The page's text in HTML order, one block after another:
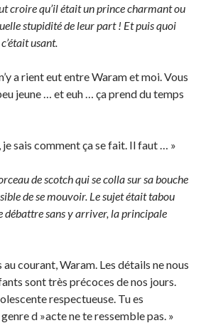
croire qu’il était un prince charmant ou
stupidité de leur part ! Et puis quoi
usant.
a rient eut entre Waram et moi. Vous
jeune … et euh … ça prend du temps
je sais comment ça se fait. Il faut … »
de scotch qui se colla sur sa bouche
de se mouvoir. Le sujet était tabou
débattre sans y arriver, la principale
au courant, Waram. Les détails ne nous
sont très précoces de nos jours.
respectueuse. Tu es
d »acte ne te ressemble pas. »